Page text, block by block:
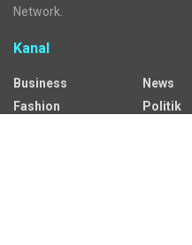
Network.
Kanal
Business
Fashion
News
Politik